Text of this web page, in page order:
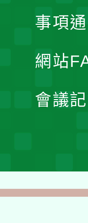
事項
網站
會議